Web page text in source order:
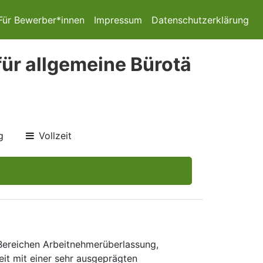
Bewerber*innen Impressum Datenschutzerklärung
allgemeine Bürotä
Vollzeit
Arbeitnehmerüberlassung,
mit einer sehr ausgeprägten